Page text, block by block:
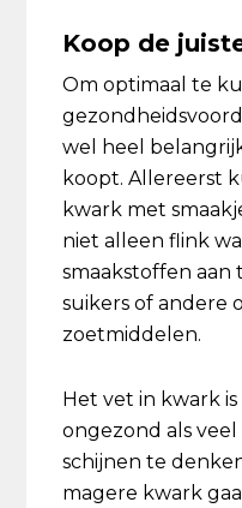
Koop de
Om optimaal te
wel heel
koopt. Allereerst
kwark met
niet alleen flink
smaakstoffen aan
suikers of andere
zoetmiddelen.
Het vet in kwark
ongezond als
schijnen te
magere kwark